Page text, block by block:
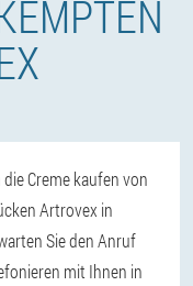
Creme kaufen von
Artrovex in
Sie den Anruf
mit Ihnen in